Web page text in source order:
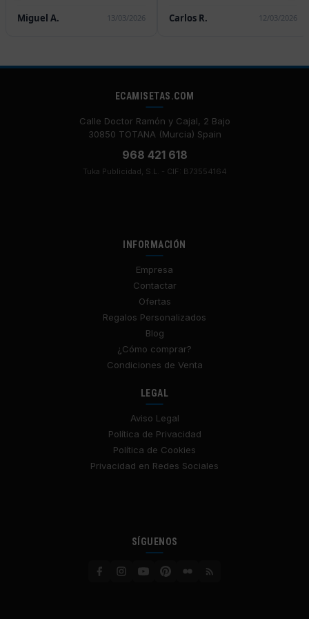
R. 12/03/2026
Marta F.
15/10/2025
ECAMISETAS.COM
Calle Doctor Ramón y Cajal, 2 Bajo
30850 TOTANA (Murcia) Spain
968 421 618
Tuka Publicidad, S.L. - CIF: B73554164
INFORMACIÓN
Empresa
Contactar
Ofertas
Regalos Personalizados
Blog
¿Cómo comprar?
Condiciones de Venta
LEGAL
Aviso Legal
Política de Privacidad
Política de Cookies
Privacidad en Redes Sociales
SÍGUENOS